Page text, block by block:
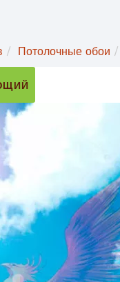
Потолочные обои